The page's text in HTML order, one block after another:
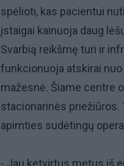
spėlioti, kas pacientui
įstaigai kainuoja daug
Svarbią reikšmę turi ir
funkcionuoja atskirai
mažesnė. Šiame centre
stacionarinės priežiūros.
apimties sudėtingų
- Jau ketvirtus metus iš